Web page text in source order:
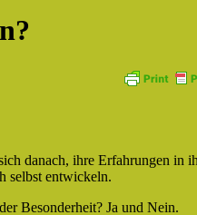
danach, ihre Erfahrungen in
selbst entwickeln.
Besonderheit? Ja und Nein.